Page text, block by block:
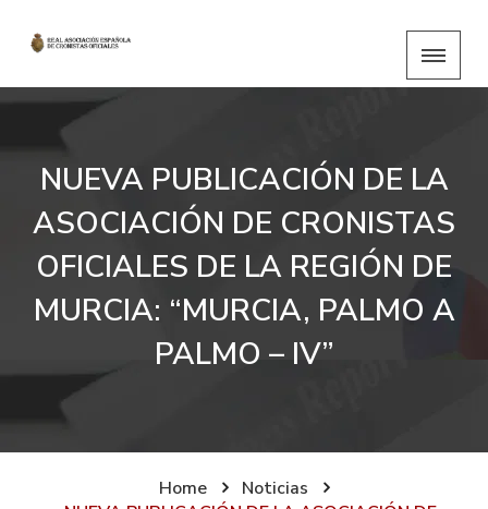
NUEVA PUBLICACIÓN DE LA
ASOCIACIÓN DE CRONISTAS
OFICIALES DE LA REGIÓN DE
MURCIA: “MURCIA, PALMO A
PALMO – IV”
Home
Noticias